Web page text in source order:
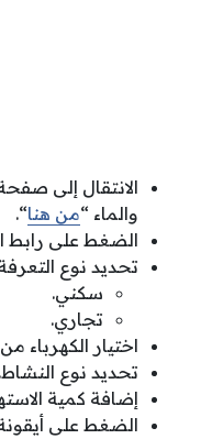
الانتقال إلى
والماء “من هنا“.
الضغط على رابط
تحديد نوع
سكني.
تجاري.
اختيار
تحديد نوع النشاط.
إضافة كمية
الضغط على